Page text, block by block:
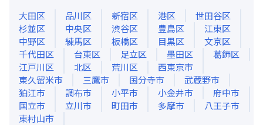
大田区
品川区 新宿区 港区
世田谷区
杉並区
中央区 渋谷区 豊島区
江東区
中野区
練馬区 板橋区 目黒区
文京区
千代田区
台東区 足立区 墨田区
葛飾区
江戸川区
北区 荒川区
西東京市
東久留米市
三鷹市 国分寺市
武蔵野市
狛江市
調布市 小平市 小金井市
府中市
国立市
立川市 町田市 多摩市
八王子市
東村山市